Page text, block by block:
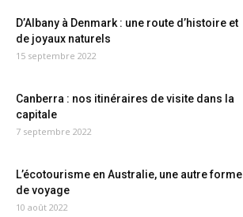
D’Albany à Denmark : une route d’histoire et
de joyaux naturels
15 septembre 2022
Canberra : nos itinéraires de visite dans la
capitale
7 septembre 2022
L’écotourisme en Australie, une autre forme
de voyage
10 août 2022